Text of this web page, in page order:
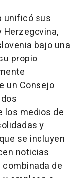
unificó sus
bajo una
propio
un Consejo
los medios de
y
se incluyen
noticias
de